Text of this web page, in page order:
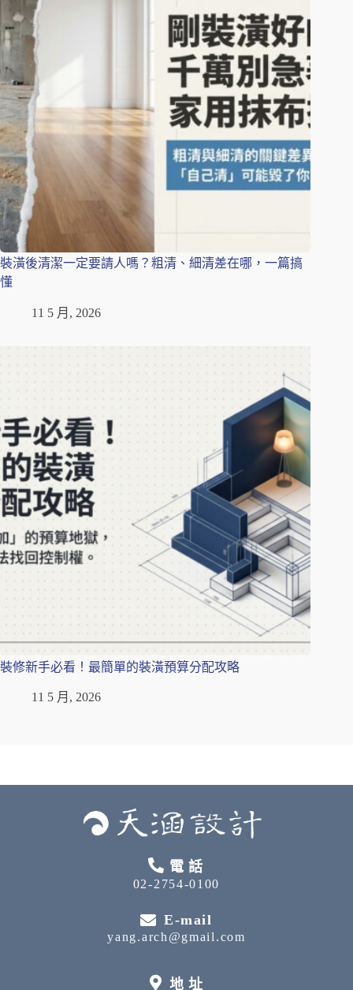
裝潢後清潔一定要請人嗎？粗清、細清差在哪，一篇搞
懂
11 5 月, 2026
裝修新手必看！最簡單的裝潢預算分配攻略
11 5 月, 2026
電話
02-2754-0100
E-mail
yang.arch@gmail.com
地址